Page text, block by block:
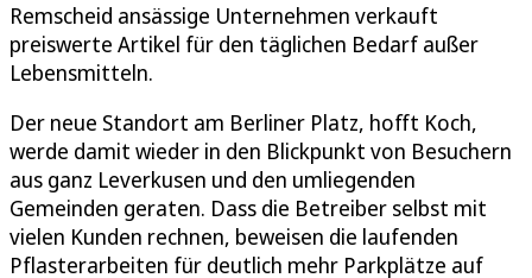
Remscheid ansässige Unternehmen verkauft
preiswerte Artikel für den täglichen Bedarf außer
Lebensmitteln.
Der neue Standort am Berliner Platz, hofft Koch,
werde damit wieder in den Blickpunkt von Besuchern
aus ganz Leverkusen und den umliegenden
Gemeinden geraten. Dass die Betreiber selbst mit
vielen Kunden rechnen, beweisen die laufenden
Pflasterarbeiten für deutlich mehr Parkplätze auf